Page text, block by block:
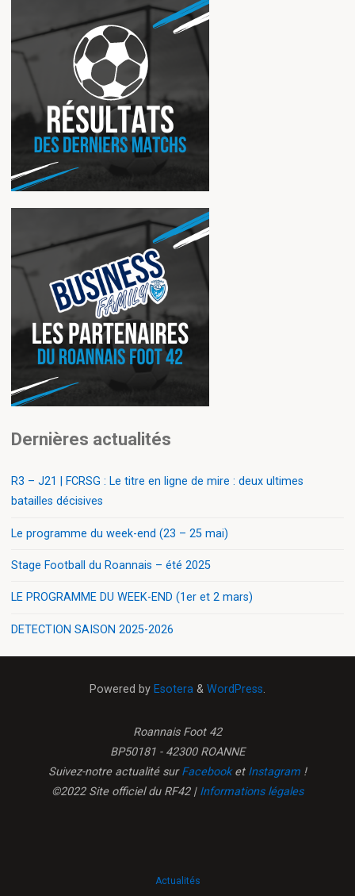
Dernières actualités
R3 – J21 | FCRSG : Le titre en ligne de mire : deux ultimes
batailles décisives
Le programme du week-end (23 – 25 mai)
Stage Football du Roannais – été 2025
LE PROGRAMME DU WEEK-END (1er et 2 mars)
DETECTION SAISON 2025-2026
Powered by Esotera & WordPress.
Roannais Foot 42
BP50181 - 42300 ROANNE
Suivez-notre actualité surFacebooket Instagram !
©2022 Site officiel du RF42 | Informations légales
Actualités